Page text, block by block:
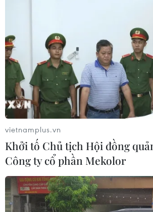
vietnamplus.vn
Khởi tố Chủ tịch Hội đồng
Công ty cổ phần Mekolor